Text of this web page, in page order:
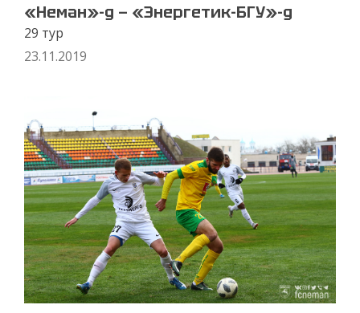
«Неман»-д — «Энергетик-БГУ»-д
29 тур
23.11.2019